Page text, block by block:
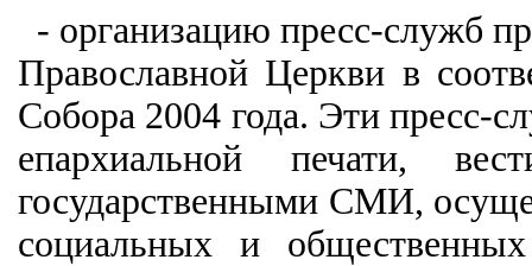
- организацию пресс-служб
Православной Церкви в
Собора 2004 года. Эти пресс-
епархиальной печати,
государственными СМИ,
социальных и